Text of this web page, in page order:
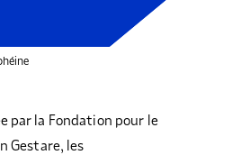
par la Fondation pour le
Gestare, les